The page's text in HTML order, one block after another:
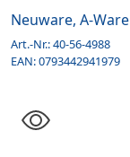
Neuware, A-Ware
Art.-Nr.:40-56-4988
EAN:0793442941979